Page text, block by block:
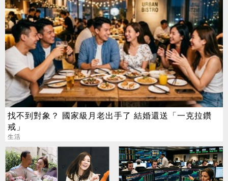
找不到對象？ 國家級月老出手了 結婚還送「一克拉鑽
戒」
生活